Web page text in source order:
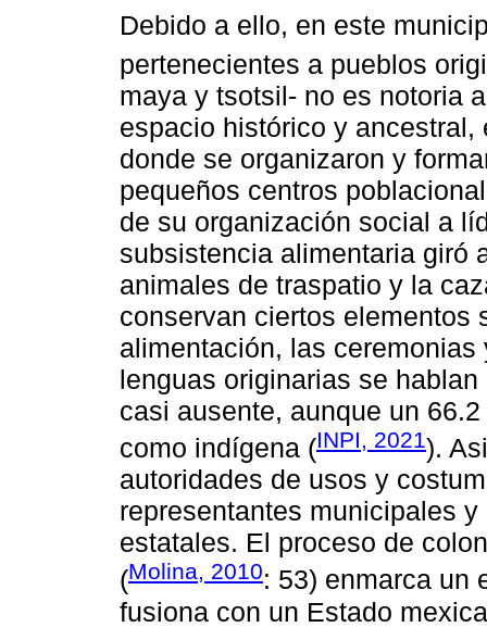
Debido a ello, en este
pertenecientes a pueblos
maya y tsotsil- no es notoria
espacio histórico y
donde se organizaron y
pequeños centros
de su organización social a
subsistencia alimentaria giró
animales de traspatio y la
conservan ciertos elementos
alimentación, las
lenguas originarias se
casi ausente, aunque un
como indígena (INPI, 2021).
autoridades de usos y
representantes municipales
estatales. El proceso de
(Molina, 2010: 53) enmarca un
fusiona con un Estado